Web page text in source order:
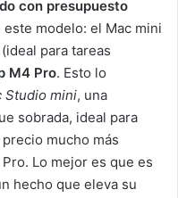
con presupuesto
este modelo: el Mac mini
para tareas
M4 Pro. Esto lo
Studio mini, una
sobrada, ideal para
mucho más
Lo mejor es que es
hecho que eleva su